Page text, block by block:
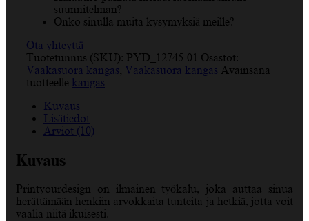
suunnitelman?
Onko sinulla muita kysymyksiä meille?
Ota yhteyttä
Tuotetunnus (SKU): PYD_12745-01 Osastot:
Vaakasuora kangas, Vaakasuora kangas Avainsana
tuotteelle kangas
Kuvaus
Lisätiedot
Arviot (10)
Kuvaus
Printyourdesign on ilmainen työkalu, joka auttaa sinua
herättämään henkiin arvokkaita tunteita ja hetkiä, jotta voit
vaalia niitä ikuisesti.